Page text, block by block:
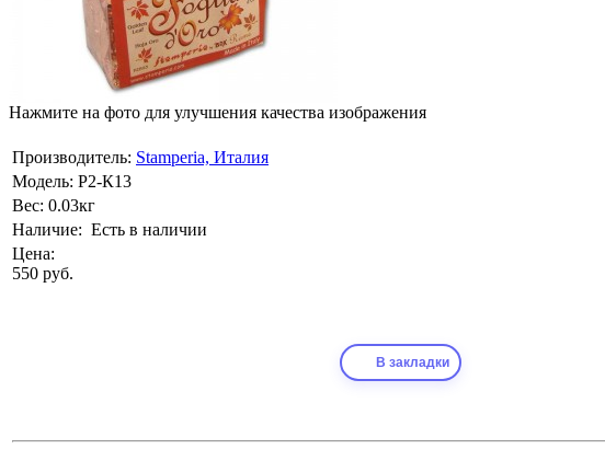
Нажмите на фото для улучшения качества изображения
Производитель: Stamperia, Италия
Модель: Р2-К13
Вес: 0.03кг
Наличие: Есть в наличии
Цена:
550 руб.
В закладки